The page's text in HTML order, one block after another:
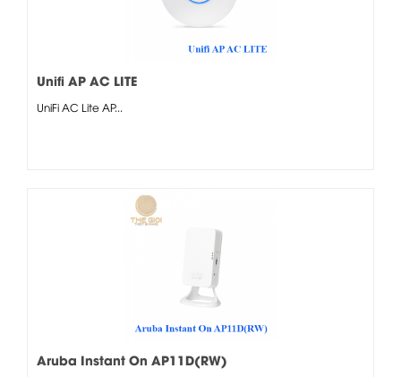
Unifi AP AC LITE
UniFi AC Lite AP...
Aruba Instant On AP11D(RW)